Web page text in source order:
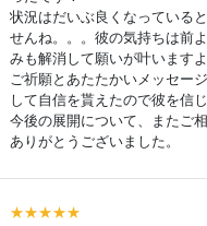
状況はだいぶ良くなっている
せんね。。。彼の気持ちは前
みも解消して願いが叶います
ご祈願とあたたかいメッセー
して自信を貰えたので彼を信
今後の展開について、またご
ありがとうございました。
★★★★★